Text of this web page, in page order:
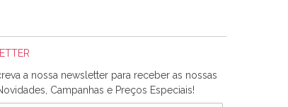
a nossa newsletter para receber as nossas
Campanhas e Preços Especiais!